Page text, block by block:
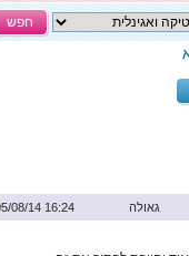
חפש
16:24 05/08/14 גאולה